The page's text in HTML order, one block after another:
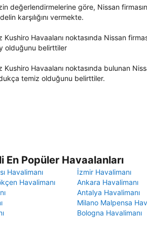
değerlendirmelerine göre, Nissan
karşılığını vermekte.
Kushiro Havaalanı noktasında Nissan
olduğunu belirttiler
Kushiro Havaalanı noktasında bulunan
temiz olduğunu belirttiler.
En Popüler Havaalanları
Havalimanı
İzmir Havalimanı
Havalimanı
Ankara Havalimanı
Antalya Havalimanı
Milano Malpensa
Bologna Havalimanı